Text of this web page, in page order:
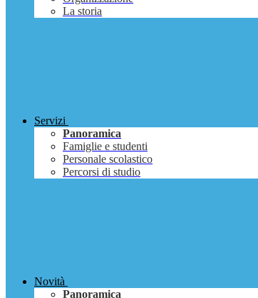
La storia
Servizi
Panoramica
Famiglie e studenti
Personale scolastico
Percorsi di studio
Novità
Panoramica